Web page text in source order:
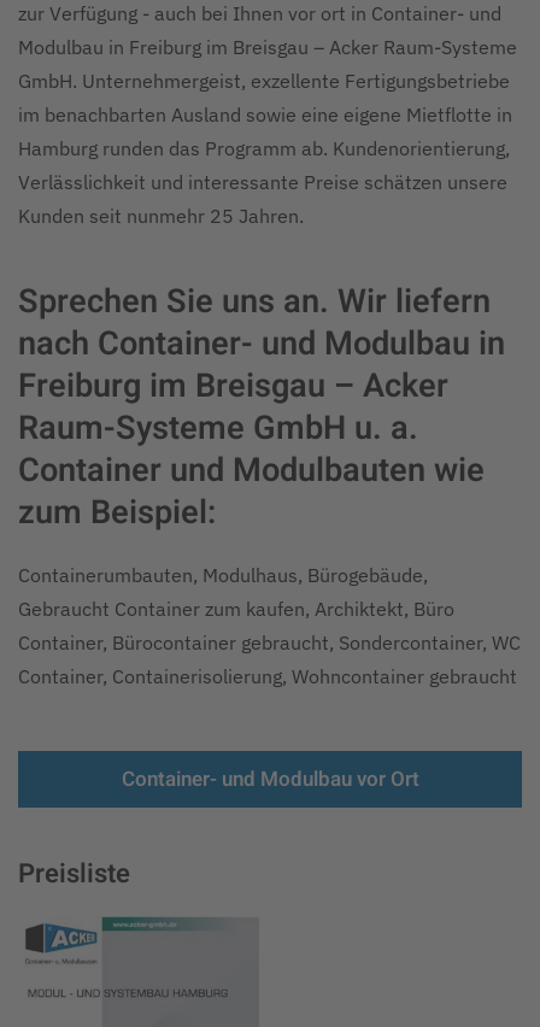
zur Verfügung - auch bei Ihnen vor ort in Container- und
Modulbau in Freiburg im Breisgau – Acker Raum-Systeme
GmbH. Unternehmergeist, exzellente Fertigungsbetriebe
im benachbarten Ausland sowie eine eigene Mietflotte in
Hamburg runden das Programm ab. Kundenorientierung,
Verlässlichkeit und interessante Preise schätzen unsere
Kunden seit nunmehr 25 Jahren.
Sprechen Sie uns an. Wir liefern
nach Container- und Modulbau in
Freiburg im Breisgau – Acker
Raum-Systeme GmbH u. a.
Container und Modulbauten wie
zum Beispiel:
Containerumbauten, Modulhaus, Bürogebäude,
Gebraucht Container zum kaufen, Archiktekt, Büro
Container, Bürocontainer gebraucht, Sondercontainer, WC
Container, Containerisolierung, Wohncontainer gebraucht
Container- und Modulbau vor Ort
Preisliste